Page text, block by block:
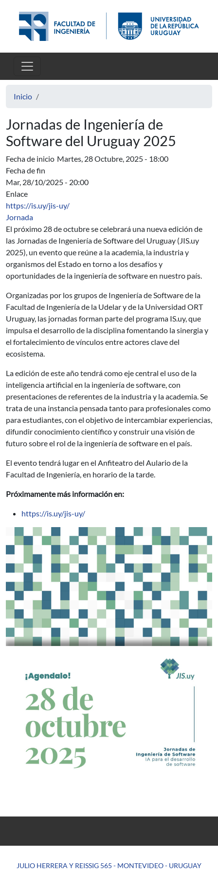
Inicio
Jornadas de Ingeniería de
Software del Uruguay 2025
Fecha de inicio Martes, 28 Octubre, 2025 - 18:00
Fecha de fin
Mar, 28/10/2025 - 20:00
Enlace
https://is.uy/jis-uy/
Jornada
El próximo 28 de octubre se celebrará una nueva edición de
las Jornadas de Ingeniería de Software del Uruguay (JIS.uy
2025), un evento que reúne a la academia, la industria y
organismos del Estado en torno a los desafíos y
oportunidades de la ingeniería de software en nuestro país.
Organizadas por los grupos de Ingeniería de Software de la
Facultad de Ingeniería de la Udelar y de la Universidad ORT
Uruguay, las jornadas forman parte del programa IS.uy, que
impulsa el desarrollo de la disciplina fomentando la sinergia y
el fortalecimiento de vínculos entre actores clave del
ecosistema.
La edición de este año tendrá como eje central el uso de la
inteligencia artificial en la ingeniería de software, con
presentaciones de referentes de la industria y la academia. Se
trata de una instancia pensada tanto para profesionales como
para estudiantes, con el objetivo de intercambiar experiencias,
difundir conocimiento científico y construir una visión de
futuro sobre el rol de la ingeniería de software en el país.
El evento tendrá lugar en el Anfiteatro del Aulario de la
Facultad de Ingeniería, en horario de la tarde.
Próximamente más información en:
https://is.uy/jis-uy/
JULIO HERRERA Y REISSIG 565 - MONTEVIDEO - URUGUAY